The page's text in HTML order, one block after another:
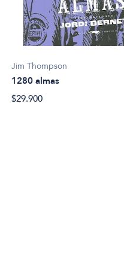
Jim Thompson
1280 almas
$29.900